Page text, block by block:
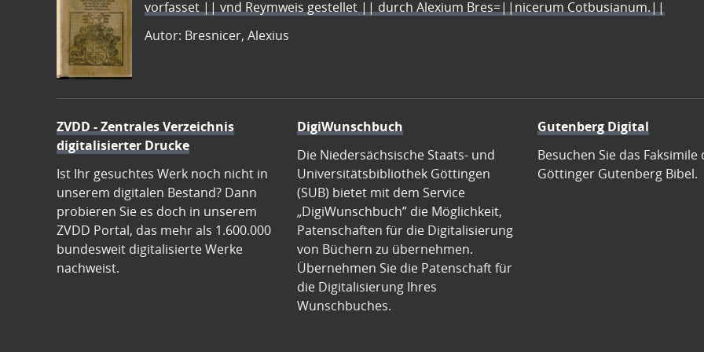
vorfasset || vnd Reymweis gestellet || durch Alexium Bres=||nicerum Cotbusianum.||
Autor: Bresnicer, Alexius
ZVDD - Zentrales Verzeichnis
digitalisierter Drucke
Ist Ihr gesuchtes Werk noch nicht in
unserem digitalen Bestand? Dann
probieren Sie es doch in unserem
ZVDD Portal, das mehr als 1.600.000
bundesweit digitalisierte Werke
nachweist.
DigiWunschbuch
Die Niedersächsische Staats- und
Universitätsbibliothek Göttingen
(SUB) bietet mit dem Service
„DigiWunschbuch” die Möglichkeit,
Patenschaften für die Digitalisierung
von Büchern zu übernehmen.
Übernehmen Sie die Patenschaft für
die Digitalisierung Ihres
Wunschbuches.
Gutenberg Digital
Besuchen Sie das Faksimile
Göttinger Gutenberg Bibel.